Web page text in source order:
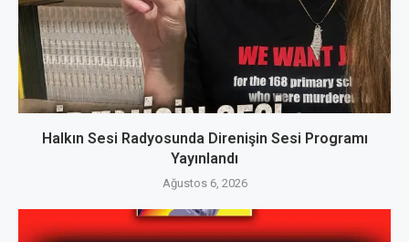
Halkın Sesi Radyosunda Direnişin Sesi Programı
Yayınlandı
Ağustos 6, 2026